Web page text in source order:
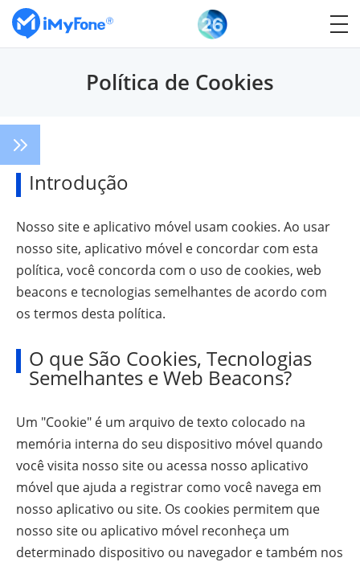
Política de Cookies
Introdução
Nosso site e aplicativo móvel usam cookies. Ao usar
nosso site, aplicativo móvel e concordar com esta
política, você concorda com o uso de cookies, web
beacons e tecnologias semelhantes de acordo com
os termos desta política.
O que São Cookies, Tecnologias
Semelhantes e Web Beacons?
Um "Cookie" é um arquivo de texto colocado na
memória interna do seu dispositivo móvel quando
você visita nosso site ou acessa nosso aplicativo
móvel que ajuda a registrar como você navega em
nosso aplicativo ou site. Os cookies permitem que
nosso site ou aplicativo móvel reconheça um
determinado dispositivo ou navegador e também nos